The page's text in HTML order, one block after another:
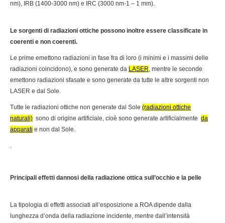
nm), IRB (1400-3000 nm) e IRC (3000 nm-1 – 1 mm).
Le sorgenti di radiazioni ottiche possono inoltre essere classificate in
coerenti e non coerenti.
Le prime emettono radiazioni in fase fra di loro (i minimi e i massimi delle
radiazioni coincidono), e sono generate da LASER, mentre le seconde
emettono radiazioni sfasate e sono generate da tutte le altre sorgenti non
LASER e dal Sole.
Tutte le radiazioni ottiche non generate dal Sole (radiazioni ottiche
naturali) sono di origine artificiale, cioè sono generate artificialmente da
apparati e non dal Sole.
.
Principali effetti dannosi della radiazione ottica sull’occhio e la pelle
La tipologia di effetti associati all’esposizione a ROA dipende dalla
lunghezza d’onda della radiazione incidente, mentre dall’intensità